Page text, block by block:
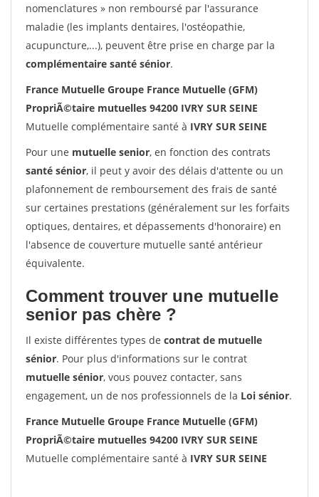
nomenclatures » non remboursé par l'assurance
maladie (les implants dentaires, l'ostéopathie,
acupuncture,...), peuvent être prise en charge par la
complémentaire santé sénior.
France Mutuelle Groupe France Mutuelle (GFM)
PropriÃ©taire mutuelles 94200 IVRY SUR SEINE
Mutuelle complémentaire santé à IVRY SUR SEINE
Pour une mutuelle senior, en fonction des contrats
santé sénior, il peut y avoir des délais d'attente ou un
plafonnement de remboursement des frais de santé
sur certaines prestations (généralement sur les forfaits
optiques, dentaires, et dépassements d'honoraire) en
l'absence de couverture mutuelle santé antérieur
équivalente.
Comment trouver une mutuelle
senior pas chère ?
Il existe différentes types de contrat de mutuelle
sénior. Pour plus d'informations sur le contrat
mutuelle sénior, vous pouvez contacter, sans
engagement, un de nos professionnels de la Loi sénior.
France Mutuelle Groupe France Mutuelle (GFM)
PropriÃ©taire mutuelles 94200 IVRY SUR SEINE
Mutuelle complémentaire santé à IVRY SUR SEINE